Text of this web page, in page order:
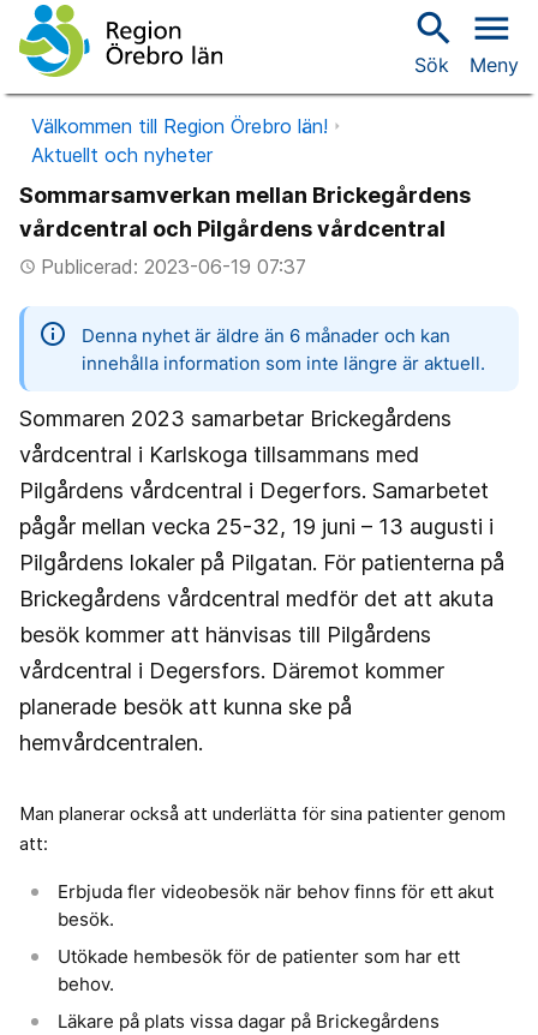
search
Sök
menu
Meny
Välkommen till Region Örebro län!
Aktuellt och nyheter
Sommarsamverkan mellan Brickegårdens
vårdcentral och Pilgårdens vårdcentral
access_timePublicerad: 2023-06-19 07:37
information
Denna nyhet är äldre än 6 månader och kan
innehålla information som inte längre är aktuell.
Sommaren 2023 samarbetar Brickegårdens
vårdcentral i Karlskoga tillsammans med
Pilgårdens vårdcentral i Degerfors. Samarbetet
pågår mellan vecka 25-32, 19 juni – 13 augusti i
Pilgårdens lokaler på Pilgatan. För patienterna på
Brickegårdens vårdcentral medför det att akuta
besök kommer att hänvisas till Pilgårdens
vårdcentral i Degersfors. Däremot kommer
planerade besök att kunna ske på
hemvårdcentralen.
Man planerar också att underlätta för sina patienter genom
att:
Erbjuda fler videobesök när behov finns för ett akut
besök.
Utökade hembesök för de patienter som har ett
behov.
Läkare på plats vissa dagar på Brickegårdens